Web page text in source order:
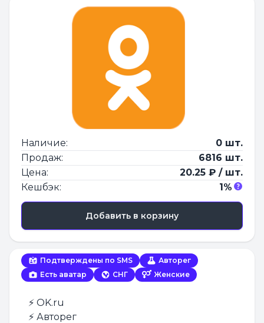
Подтверждены по SMS
Авторег
Есть аватар
СНГ Женские
⚡️ OK.ru
⚡️ Авторег
Наличие:
0 шт.
Продаж:
6816 шт.
Цена:
20.25 ₽ / шт.
Кешбэк:
1%
Добавить в корзину